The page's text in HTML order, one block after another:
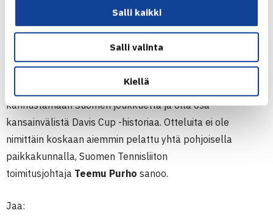
Salli kaikki
Salli valinta
Kiellä
kolmipäiväiseen tapahtumaan alkoi 1. helmikuuta. Nyt jo
– Tämä on ainutlaatuinen mahdollisuus tulla
kannustamaan Suomen joukkuetta ja olla osa
kansainvälistä Davis Cup -historiaa. Otteluita ei ole
nimittäin koskaan aiemmin pelattu yhtä pohjoisella
paikkakunnalla, Suomen Tennisliiton
toimitusjohtaja Teemu Purho sanoo.
Jaa: